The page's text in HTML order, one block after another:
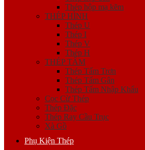
Thép hộp mạ kẽm
THÉP HÌNH
Thép U
Thép I
Thép V
Thép H
THÉP TẤM
Thép Tấm Trơn
Thép Tấm Gân
Thép Tấm Nhập Khẩu
Cọc Cừ Thép
Thép Đặc
Thép Ray Cầu Trục
Xà Gồ
Phụ Kiện Thép